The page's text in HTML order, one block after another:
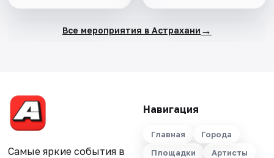
Все мероприятия в Астрахани →
Самые яркие события в
Навигация
Главная
Города
Площадки
Артисты